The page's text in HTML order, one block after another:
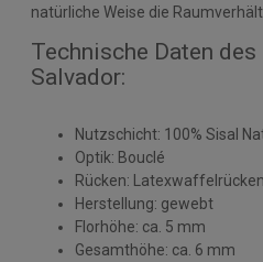
natürliche Weise die
Technische Daten
Salvador:
Nutzschicht: 100% Sisal
Optik: Bouclé
Rücken: Latexwaffelrücken
Herstellung: gewebt
Florhöhe: ca. 5 mm
Gesamthöhe: ca. 6 mm